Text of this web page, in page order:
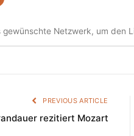
gewünschte Netzwerk, um den
PREVIOUS ARTICLE
rezitiert Mozart